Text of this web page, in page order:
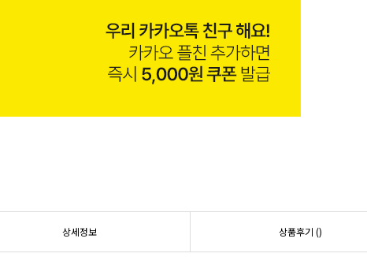
상세정보 상품후기 ()